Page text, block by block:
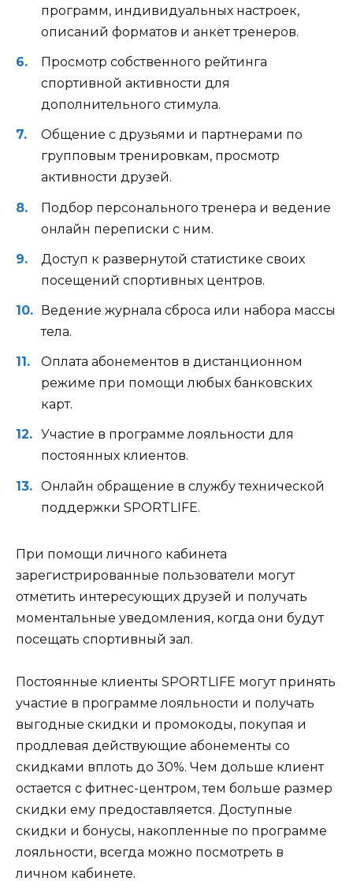
программ, индивидуальных настроек,
описаний форматов и анкет тренеров.
Просмотр собственного рейтинга
спортивной активности для
дополнительного стимула.
Общение с друзьями и партнерами по
групповым тренировкам, просмотр
активности друзей.
Подбор персонального тренера и ведение
онлайн переписки с ним.
Доступ к развернутой статистике своих
посещений спортивных центров.
Ведение журнала сброса или набора массы
тела.
Оплата абонементов в дистанционном
режиме при помощи любых банковских
карт.
Участие в программе лояльности для
постоянных клиентов.
Онлайн обращение в службу технической
поддержки SPORTLIFE.
При помощи личного кабинета
зарегистрированные пользователи могут
отметить интересующих друзей и получать
моментальные уведомления, когда они будут
посещать спортивный зал.
Постоянные клиенты SPORTLIFE могут принять
участие в программе лояльности и получать
выгодные скидки и промокоды, покупая и
продлевая действующие абонементы со
скидками вплоть до 30%. Чем дольше клиент
остается с фитнес-центром, тем больше размер
скидки ему предоставляется. Доступные
скидки и бонусы, накопленные по программе
лояльности, всегда можно посмотреть в
личном кабинете.